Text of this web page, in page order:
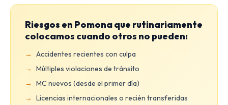
Riesgos en Pomona que rutinariamente
colocamos cuando otros no pueden:
Accidentes recientes con culpa
Múltiples violaciones de tránsito
MC nuevos (desde el primer día)
Licencias internacionales o recién transferidas